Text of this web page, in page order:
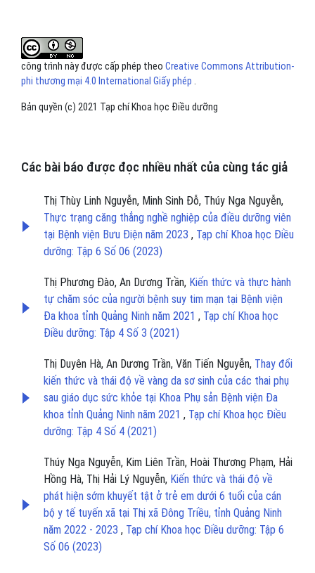
công trình này được cấp phép theo Creative Commons Attribution-
phi thương mại 4.0 International Giấy phép .
Bản quyền (c) 2021 Tạp chí Khoa học Điều dưỡng
Các bài báo được đọc nhiều nhất của cùng tác giả
Thị Thùy Linh Nguyễn, Minh Sinh Đỗ, Thúy Nga Nguyễn,
Thực trạng căng thẳng nghề nghiệp của điều dưỡng viên
tại Bệnh viện Bưu Điện năm 2023 , Tạp chí Khoa học Điều
dưỡng: Tập 6 Số 06 (2023)
Thị Phương Đào, An Dương Trần, Kiến thức và thực hành
tự chăm sóc của người bệnh suy tim mạn tại Bệnh viện
Đa khoa tỉnh Quảng Ninh năm 2021 , Tạp chí Khoa học
Điều dưỡng: Tập 4 Số 3 (2021)
Thị Duyên Hà, An Dương Trần, Văn Tiến Nguyễn, Thay đổi
kiến thức và thái độ về vàng da sơ sinh của các thai phụ
sau giáo dục sức khỏe tại Khoa Phụ sản Bệnh viện Đa
khoa tỉnh Quảng Ninh năm 2021 , Tạp chí Khoa học Điều
dưỡng: Tập 4 Số 4 (2021)
Thúy Nga Nguyễn, Kim Liên Trần, Hoài Thương Phạm, Hải
Hồng Hà, Thị Hải Lý Nguyễn, Kiến thức và thái độ về
phát hiện sớm khuyết tật ở trẻ em dưới 6 tuổi của cán
bộ y tế tuyến xã tại Thị xã Đông Triều, tỉnh Quảng Ninh
năm 2022 - 2023 , Tạp chí Khoa học Điều dưỡng: Tập 6
Số 06 (2023)